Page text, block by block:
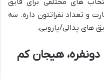
های مختلفی برای قایق
و تعداد نفراتتون داره. سه
های پدالی/پارویی.
هیجان کم